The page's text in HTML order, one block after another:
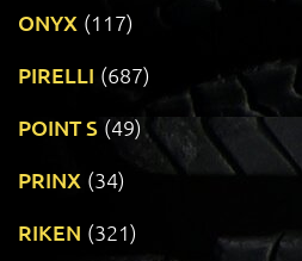
ONYX (117)
PIRELLI (687)
POINT S (49)
PRINX (34)
RIKEN (321)